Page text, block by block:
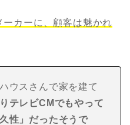
カーに、顧客は魅かれ
ウスさんで家を建て
テレビCMでもやって
性」だったそうで